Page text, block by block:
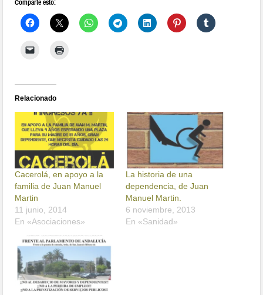
Comparte esto:
Relacionado
Cacerolá, en apoyo a la
familia de Juan Manuel
Martin
11 junio, 2014
En «Asociaciones»
La historia de una
dependencia, de Juan
Manuel Martin.
6 noviembre, 2013
En «Sanidad»